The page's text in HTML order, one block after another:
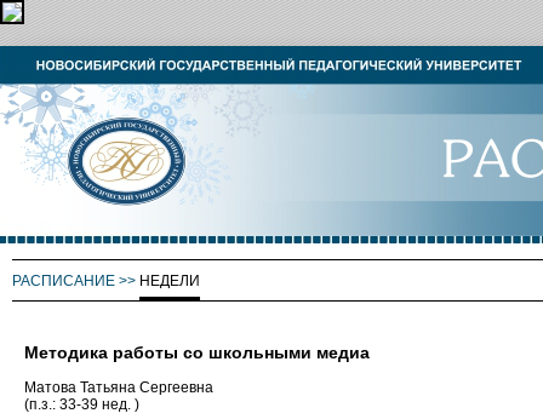
РАСПИСАНИЕ >> НЕДЕЛИ
Методика работы со школьными медиа
Матова Татьяна Сергеевна
(п.з.: 33-39 нед. )